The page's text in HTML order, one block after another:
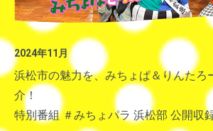
「週刊なるほど！ニッポン」ブログ
▼冬に旬を迎えるカニと寒ブリ
南伊豆町の春のお出かけスポットをご紹介。
温泉や白い砂浜が美しい弓ヶ浜、夕焼けが
伊豆町には魅力がいっぱい。
そんな中、4月のお楽しみといえば「筍狩り
道具や長靴もレンタル可能で、手ぶらで体験
移住で理想的な暮らしを実現した人たちを
選考は、地域創生や地方移住に知見のある
員会が担当。
自己実現・家族の幸せ・地域貢献・コミュ
ち上げ・伝統継承・次世代育成など、さま
い、グランプリほか各部門賞を選考。同時
も審査し、移住者や地域の方々にとって魅
2024年11月
浜松市の魅力を、みちょぱ＆りんたろ
介！
特別番組 ＃みちょパラ 浜松部 公開収